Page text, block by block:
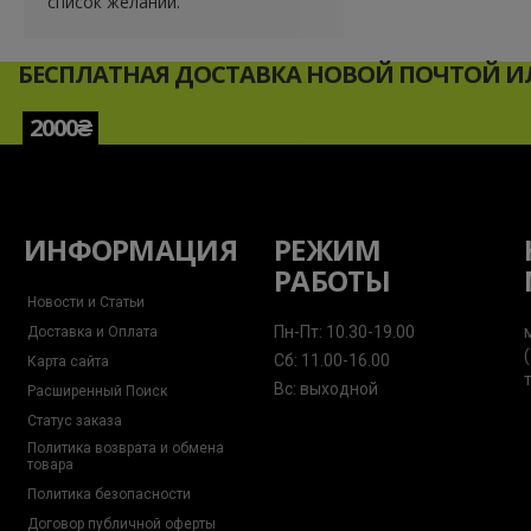
БЕСПЛАТНАЯ ДОСТАВКА НОВОЙ ПОЧТОЙ
2000₴
ИНФОРМАЦИЯ
Новости и Статьи
Доставка и Оплата
Карта сайта
Расширенный Поиск
Статус заказа
Политика возврата и обмена
товара
Политика безопасности
Договор публичной оферты
РЕЖИМ
РАБОТЫ
Пн-Пт: 10.30-19.00
Сб: 11.00-16.00
Вс: выходной